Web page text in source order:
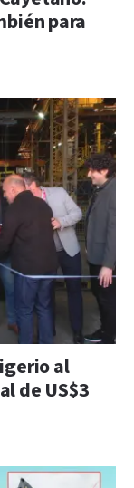
para
al
de US$3